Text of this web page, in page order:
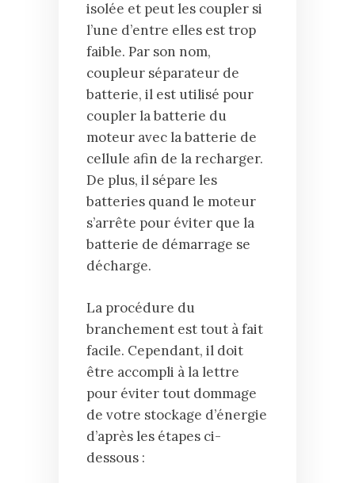
isolée et peut les coupler si
l’une d’entre elles est trop
faible. Par son nom,
coupleur séparateur de
batterie, il est utilisé pour
coupler la batterie du
moteur avec la batterie de
cellule afin de la recharger.
De plus, il sépare les
batteries quand le moteur
s’arrête pour éviter que la
batterie de démarrage se
décharge.
La procédure du
branchement est tout à fait
facile. Cependant, il doit
être accompli à la lettre
pour éviter tout dommage
de votre stockage d’énergie
d’après les étapes ci-
dessous :